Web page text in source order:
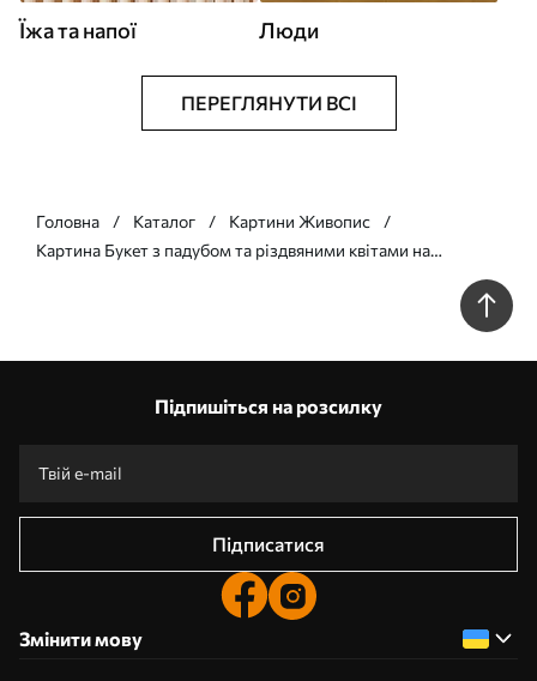
Їжа та напої Люди
ПЕРЕГЛЯНУТИ ВСІ
Головна Каталог
Картини Живопис
Картина Букет з падубом та різдвяними квітами на
Підпишіться на розсилку
Підписатися
Змінити мову